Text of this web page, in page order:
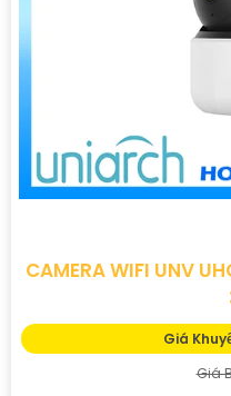
CAMERA WIFI UNV
Giá
Giá